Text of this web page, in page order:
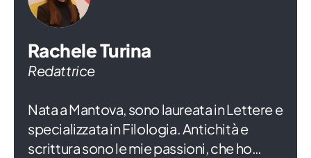
Rachele Turina
Redattrice
Nata a Mantova, sono laureata in Lettere e
specializzata in Filologia. Antichità e
scrittura sono le mie passioni, che ho